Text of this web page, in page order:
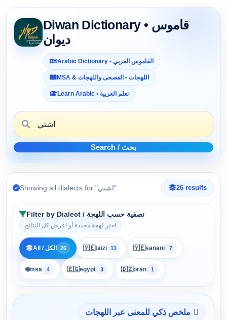
Diwan Dictionary • قاموس
ديوان
Arabic Dictionary • القاموس العربي
MSA & اللهجات • الفصحى واللهجات
Learn Arabic • تعلم العربية
Search / بحث
Showing all dialects for "اشتي". 26 results
Filter by Dialect / تصفية حسب اللهجة
اختر لهجة محددة أو اعرض كل النتائج
All / الكل 26 🇾🇪taizi 11 🇾🇪sanani 7
🌐msa 4 🇪🇬egypt 3 🇩🇿oran 1
ملخص ذكي للمعنى عبر اللهجات